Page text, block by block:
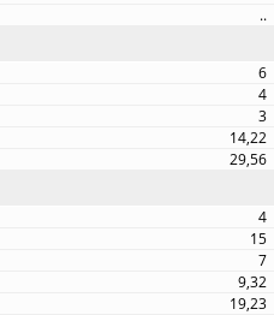
..
6
4
3
14,22
29,56
4
15
7
9,32
19,23